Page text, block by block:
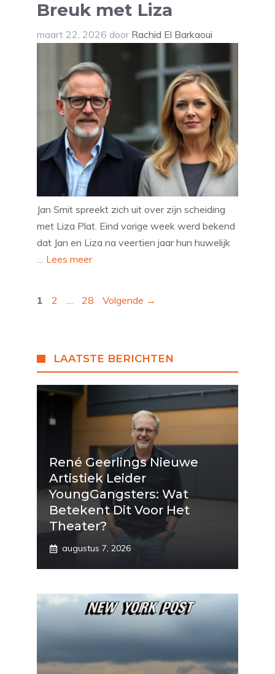
Breuk met Liza
maart 22, 2026 door Rachid El Barkaoui
Jan Smit spreekt zich uit over zijn scheiding
met Liza Plat. Eind vorige week werd bekend
dat Jan en Liza na veertien jaar hun huwelijk
… Lees meer
Pagina
1 Pagina
2 … Pagina
28 Volgende →
LAATSTE BERICHTEN
René Geerlings Nieuwe
Artistiek Leider
YoungGangsters: Wat
Betekent Dit Voor Het
Theater?
augustus 7, 2026